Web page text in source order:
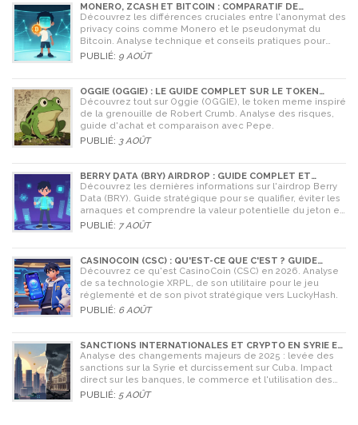
MONERO, ZCASH ET BITCOIN : COMPARATIF DE
L'ANONYMAT EN 2026
Découvrez les différences cruciales entre l'anonymat des
privacy coins comme Monero et le pseudonymat du
Bitcoin. Analyse technique et conseils pratiques pour
2026.
PUBLIÉ: 9 AOÛT
OGGIE (OGGIE) : LE GUIDE COMPLET SUR LE TOKEN
MEME DE LA GRENOUILLE
Découvrez tout sur Oggie (OGGIE), le token meme inspiré
de la grenouille de Robert Crumb. Analyse des risques,
guide d'achat et comparaison avec Pepe.
PUBLIÉ: 3 AOÛT
BERRY DATA (BRY) AIRDROP : GUIDE COMPLET ET
STRATÉGIES POUR NE RIEN RATER
Découvrez les dernières informations sur l'airdrop Berry
Data (BRY). Guide stratégique pour se qualifier, éviter les
arnaques et comprendre la valeur potentielle du jeton en
2026.
PUBLIÉ: 7 AOÛT
CASINOCOIN (CSC) : QU'EST-CE QUE C'EST ? GUIDE
COMPLET, TOKENOMICS ET AVENIR EN 2026
Découvrez ce qu'est CasinoCoin (CSC) en 2026. Analyse
de sa technologie XRPL, de son utilitaire pour le jeu
réglementé et de son pivot stratégique vers LuckyHash.
PUBLIÉ: 6 AOÛT
SANCTIONS INTERNATIONALES ET CRYPTO EN SYRIE ET
CUBA : L'IMPACT MAJEUR DE 2025
Analyse des changements majeurs de 2025 : levée des
sanctions sur la Syrie et durcissement sur Cuba. Impact
direct sur les banques, le commerce et l'utilisation des
cryptomonnaies comme Bitcoin.
PUBLIÉ: 5 AOÛT